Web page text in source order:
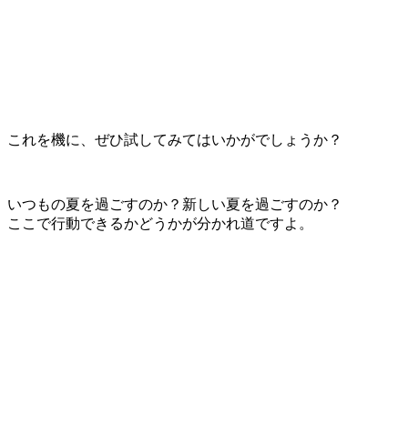
これを機に、ぜひ試してみてはいかがでしょうか？
いつもの夏を過ごすのか？新しい夏を過ごすのか？
ここで行動できるかどうかが分かれ道ですよ。